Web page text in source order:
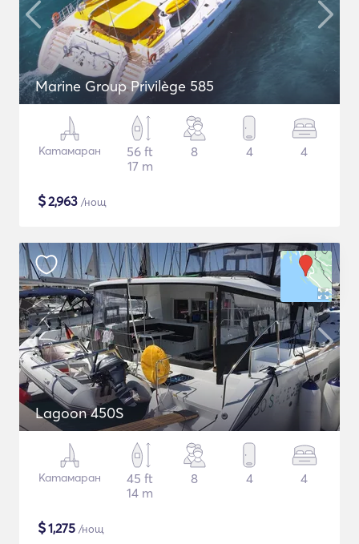
Marine Group Privilège 585
Катамаран
56 ft
17 m
8 4 4
$2,963 /нощ
Lagoon 450S
Катамаран
45 ft
14 m
8 4 4
$1,275 /нощ